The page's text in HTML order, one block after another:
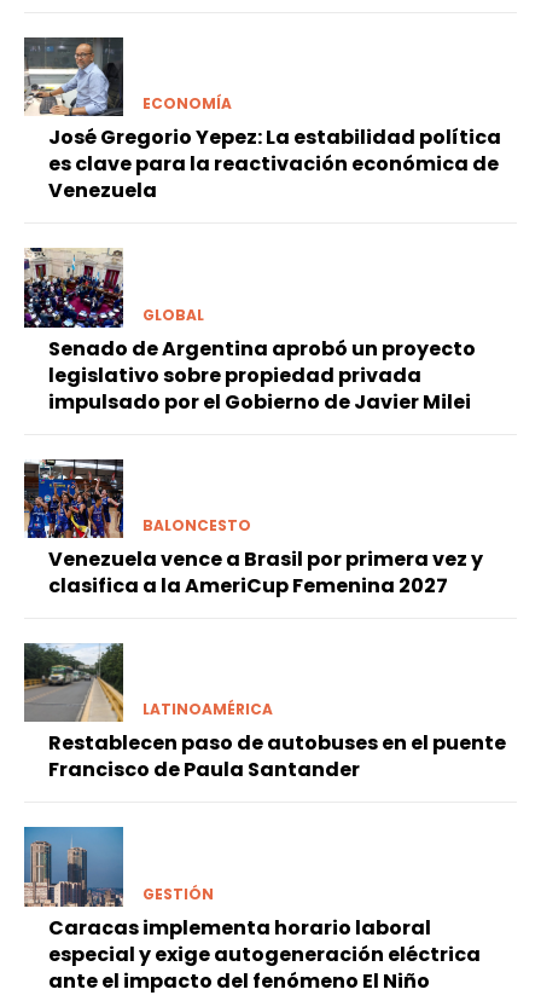
ECONOMÍA
José Gregorio Yepez: La estabilidad política
es clave para la reactivación económica de
Venezuela
GLOBAL
Senado de Argentina aprobó un proyecto
legislativo sobre propiedad privada
impulsado por el Gobierno de Javier Milei
BALONCESTO
Venezuela vence a Brasil por primera vez y
clasifica a la AmeriCup Femenina 2027
LATINOAMÉRICA
Restablecen paso de autobuses en el puente
Francisco de Paula Santander
GESTIÓN
Caracas implementa horario laboral
especial y exige autogeneración eléctrica
ante el impacto del fenómeno El Niño